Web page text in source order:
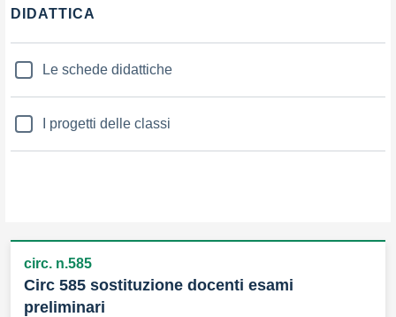
DIDATTICA
Le schede didattiche
I progetti delle classi
circ. n.585
Circ 585 sostituzione docenti esami
preliminari